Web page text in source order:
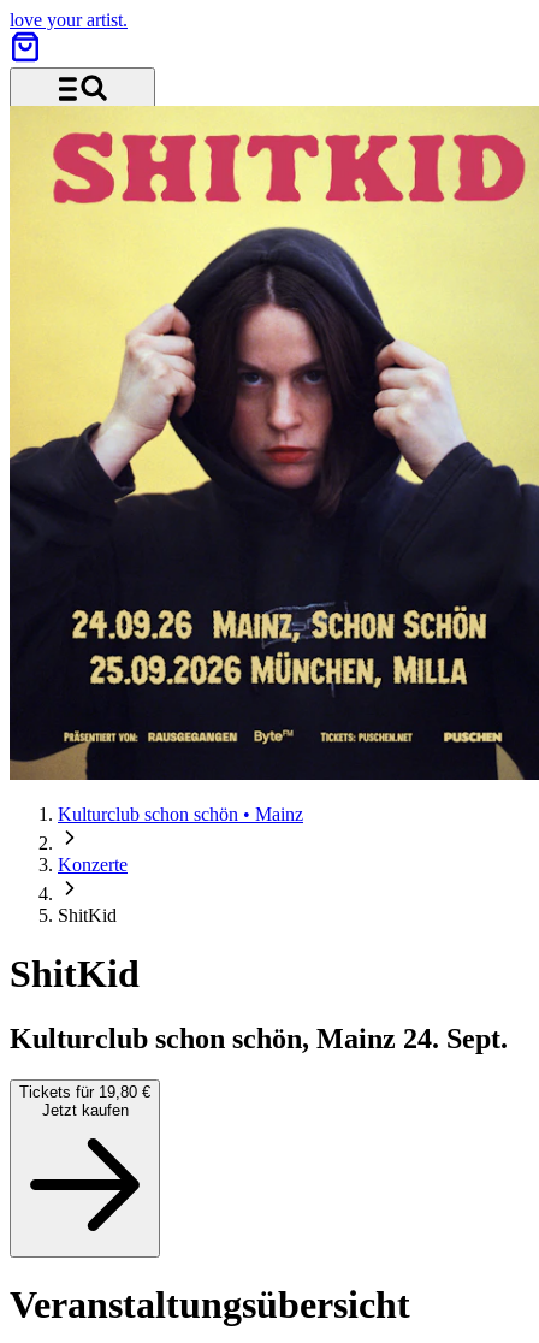
love your artist.
Kulturclub schon schön • Mainz
Konzerte
ShitKid
ShitKid
Kulturclub schon schön, Mainz 24. Sept.
Tickets für 19,80 €
Jetzt kaufen
Veranstaltungsübersicht